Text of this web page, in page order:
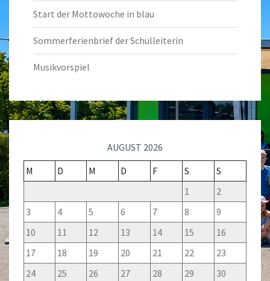
Start der Mottowoche in blau
Sommerferienbrief der Schulleiterin
Musikvorspiel
AUGUST 2026
M
D M D F S
S
1
2
3
4 5 6 7 8
9
10
11 12 13 14 15
16
17
18 19 20 21 22
23
24
25 26 27 28 29
30